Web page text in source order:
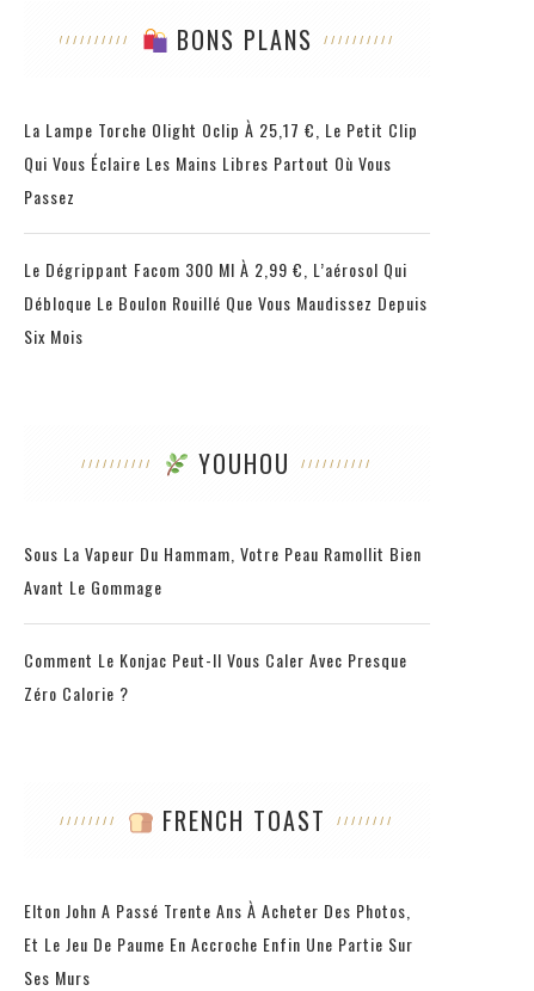
BONS PLANS
La Lampe Torche Olight Oclip À 25,17 €, Le Petit Clip
Qui Vous Éclaire Les Mains Libres Partout Où Vous
Passez
Le Dégrippant Facom 300 Ml À 2,99 €, L’aérosol Qui
Débloque Le Boulon Rouillé Que Vous Maudissez Depuis
Six Mois
YOUHOU
Sous La Vapeur Du Hammam, Votre Peau Ramollit Bien
Avant Le Gommage
Comment Le Konjac Peut-Il Vous Caler Avec Presque
Zéro Calorie ?
FRENCH TOAST
Elton John A Passé Trente Ans À Acheter Des Photos,
Et Le Jeu De Paume En Accroche Enfin Une Partie Sur
Ses Murs